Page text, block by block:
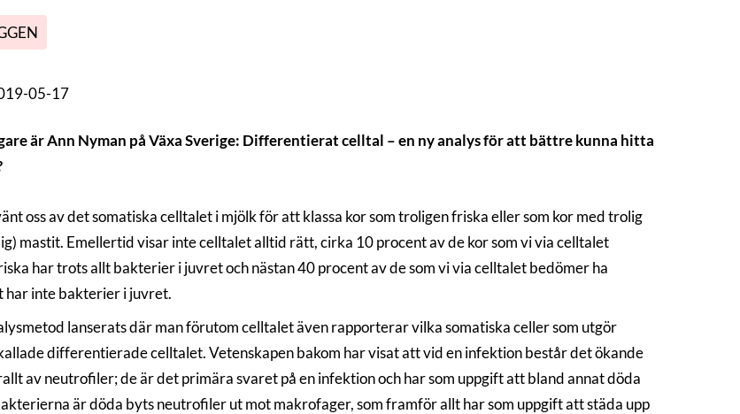
05-17
är Ann Nyman på Växa Sverige: Differentierat celltal – en ny analys för att bättre kunna hitta
oss av det somatiska celltalet i mjölk för att klassa kor som troligen friska eller som kor med trolig
mastit. Emellertid visar inte celltalet alltid rätt, cirka 10 procent av de kor som vi via celltalet
har trots allt bakterier i juvret och nästan 40 procent av de som vi via celltalet bedömer ha
har inte bakterier i juvret.
lanserats där man förutom celltalet även rapporterar vilka somatiska celler som utgör
differentierade celltalet. Vetenskapen bakom har visat att vid en infektion består det ökande
av neutrofiler; de är det primära svaret på en infektion och har som uppgift att bland annat döda
är döda byts neutrofiler ut mot makrofager, som framför allt har som uppgift att städa upp